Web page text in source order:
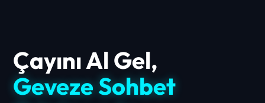
Çayını Al Gel,
Geveze Sohbet